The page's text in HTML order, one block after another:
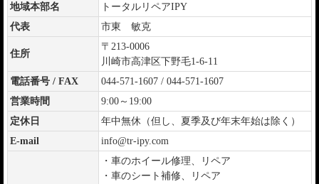
地域本部名
トータルリペアIPY
代表
市東 敏克
住所
〒213-0006
川崎市高津区下野毛1-6-11
電話番号 / FAX
044-571-1607 / 044-571-1607
営業時間
9:00～19:00
定休日
年中無休（但し、夏季及び年末年始は除く）
E-mail
info@tr-ipy.com
・車のホイール修理、リペア
・車のシート補修、リペア